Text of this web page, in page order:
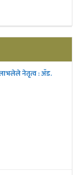
नेतृत्व : ॲड.